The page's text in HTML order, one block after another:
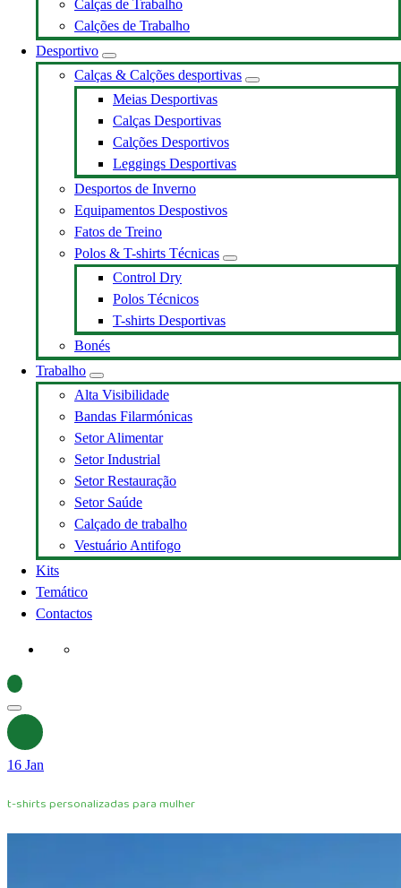
Calças de Trabalho
Calções de Trabalho
Desportivo
Calças & Calções desportivas
Meias Desportivas
Calças Desportivas
Calções Desportivos
Leggings Desportivas
Desportos de Inverno
Equipamentos Despostivos
Fatos de Treino
Polos & T-shirts Técnicas
Control Dry
Polos Técnicos
T-shirts Desportivas
Bonés
Trabalho
Alta Visibilidade
Bandas Filarmónicas
Setor Alimentar
Setor Industrial
Setor Restauração
Setor Saúde
Calçado de trabalho
Vestuário Antifogo
Kits
Temático
Contactos
16 Jan
t-shirts personalizadas para mulher